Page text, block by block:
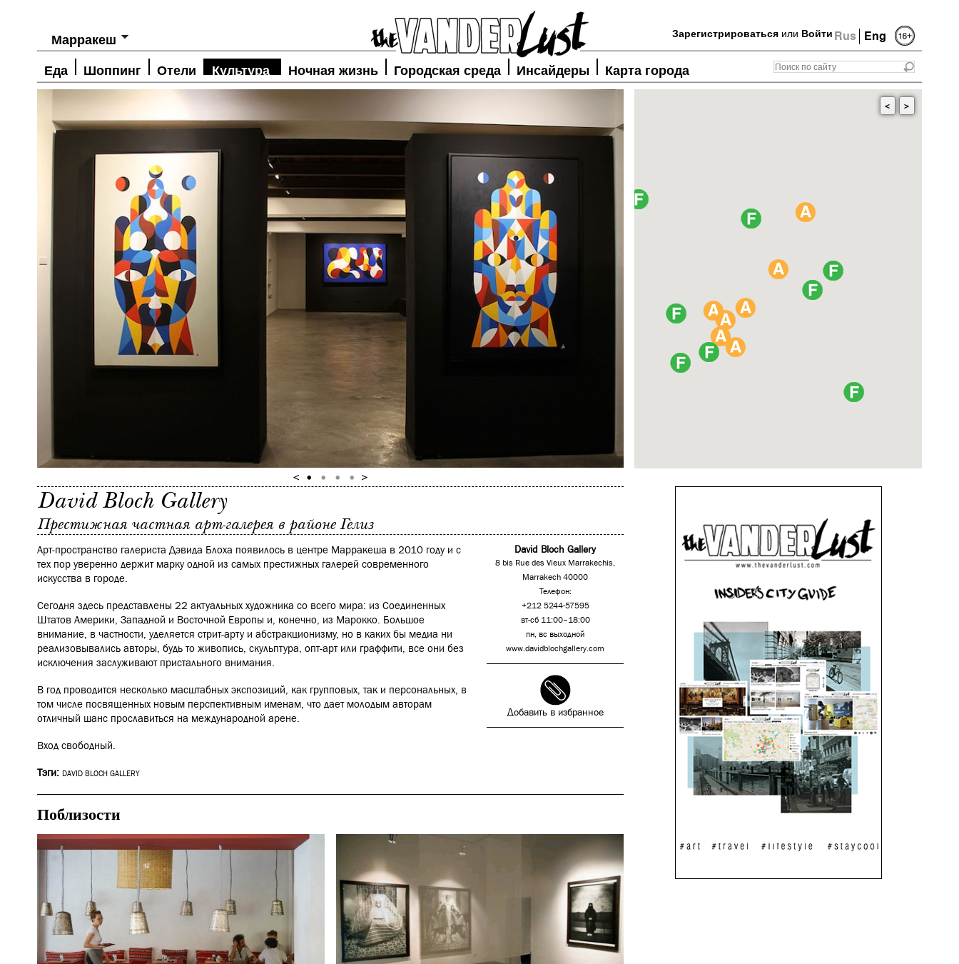
Rus Eng
Зарегистрироваться или Войти
Марракеш
Еда Шоппинг Отели Культура Ночная жизнь Городская среда Инсайдеры Карта города
< >
David Bloch Gallery
Престижная частная арт-галерея в районе Гелиз
David Bloch Gallery
8 bis Rue des Vieux Marrakechis,
Marrakech 40000
Телефон:
+212 5244-57595
вт-сб 11:00–18:00
пн, вс выходной
www.davidblochgallery.com
Добавить в избранное
Арт-пространство галериста Дэвида Блоха появилось в центре Марракеша в 2010 году и с
тех пор уверенно держит марку одной из самых престижных галерей современного
искусства в городе.
Сегодня здесь представлены 22 актуальных художника со всего мира: из Соединенных
Штатов Америки, Западной и Восточной Европы и, конечно, из Марокко. Большое
внимание, в частности, уделяется стрит-арту и абстракционизму, но в каких бы медиа ни
реализовывались авторы, будь то живопись, скульптура, опт-арт или граффити, все они без
исключения заслуживают пристального внимания.
В год проводится несколько масштабных экспозиций, как групповых, так и персональных, в
том числе посвященных новым перспективным именам, что дает молодым авторам
отличный шанс прославиться на международной арене.
Вход свободный.
Тэги: DAVID BLOCH GALLERY
Поблизости